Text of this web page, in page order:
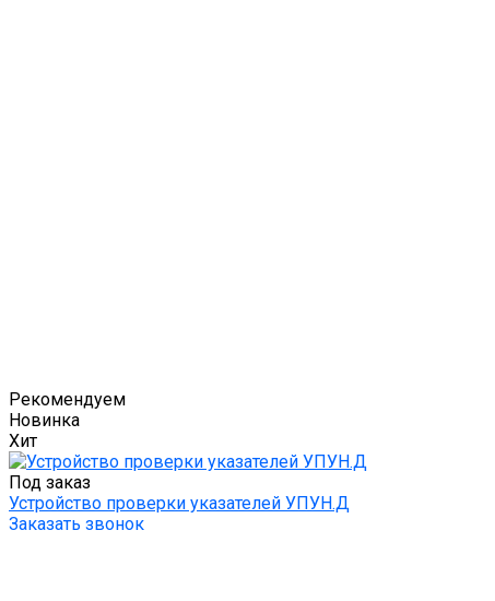
Рекомендуем
Новинка
Хит
Под заказ
Устройство проверки указателей УПУН.Д
Заказать звонок